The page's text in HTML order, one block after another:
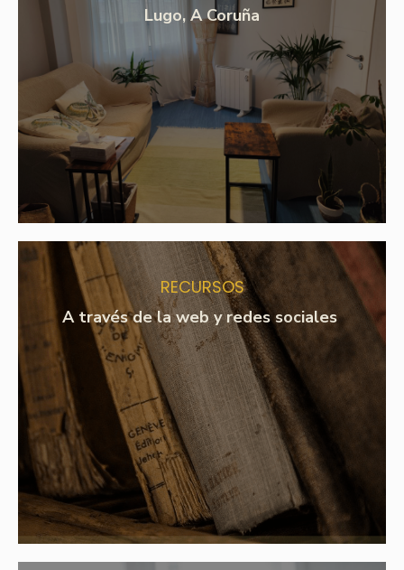
Lugo, A Coruña
RECURSOS
A través de la web y redes sociales